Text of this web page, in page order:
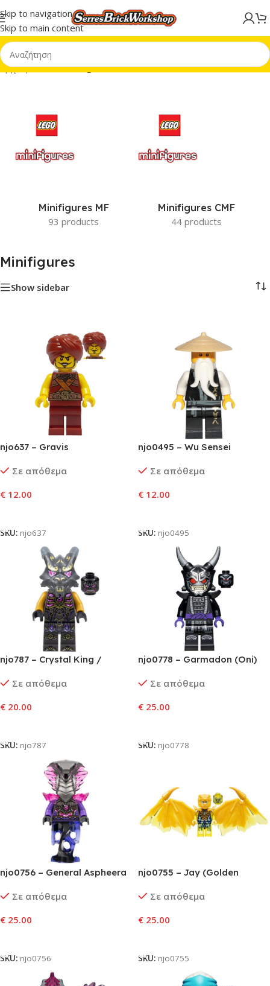
Skip to navigation
Skip to main content
Αρχική σελίδα/Minifigures
Minifigures MF
93 products
Minifigures CMF
44 products
Minifigures
Show sidebar
njo637 – Gravis
Σε απόθεμα
€ 12.00
SKU: njo637
njo0495 – Wu Sensei
Σε απόθεμα
€ 12.00
SKU: njo0495
njo787 – Crystal King /
Σε απόθεμα
€ 20.00
SKU: njo787
njo0778 – Garmadon (Oni)
Σε απόθεμα
€ 25.00
SKU: njo0778
njo0756 – General Aspheera
Σε απόθεμα
€ 25.00
SKU: njo0756
njo0755 – Jay (Golden
Σε απόθεμα
€ 25.00
SKU: njo0755